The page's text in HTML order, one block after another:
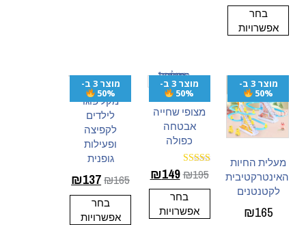
בחר
אפשרויות
מוצר 3 ב-
50%
מעלית החיות
האינטרקטיבית
לקטנטנים
₪165
מוצר 3 ב-
50%
מצופי שחייה
אבטחה
כפולה
דורג
4.94
מתוך 5
₪195
₪149
בחר
אפשרויות
מוצר 3 ב-
50%
מקל פוגו
לילדים
לקפיצה
ופעילות
גופנית
₪165
₪137
בחר
אפשרויות